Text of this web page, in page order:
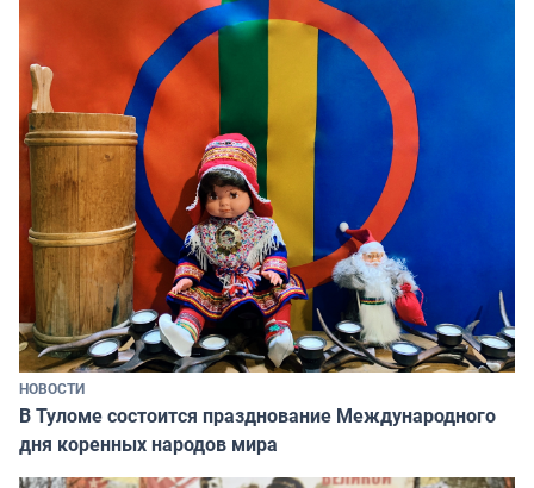
НОВОСТИ
В Туломе состоится празднование Международного
дня коренных народов мира